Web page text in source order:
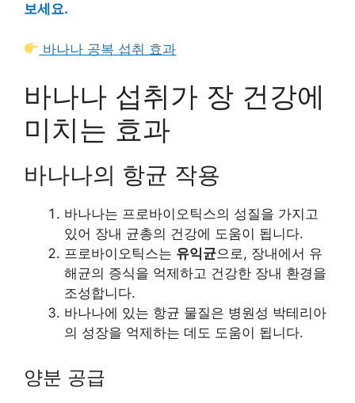
보세요.
바나나 공복 섭취 효과
바나나 섭취가 장 건강에
미치는 효과
바나나의 항균 작용
바나나는 프로바이오틱스의 성질을 가지고
있어 장내 균총의 건강에 도움이 됩니다.
프로바이오틱스는 유익균으로, 장내에서 유
해균의 증식을 억제하고 건강한 장내 환경을
조성합니다.
바나나에 있는 항균 물질은 병원성 박테리아
의 성장을 억제하는 데도 도움이 됩니다.
양분 공급